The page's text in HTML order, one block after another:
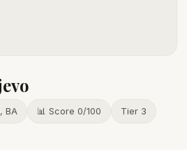
BA 📊 Score 0/100 Tier 3